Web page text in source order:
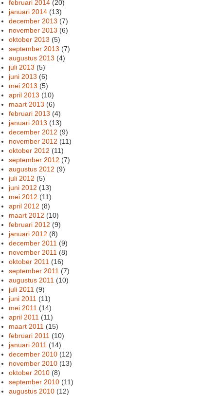
februari 2014 (20)
januari 2014 (13)
december 2013 (7)
november 2013 (6)
oktober 2013 (5)
september 2013 (7)
augustus 2013 (4)
juli 2013 (5)
juni 2013 (6)
mei 2013 (5)
april 2013 (10)
maart 2013 (6)
februari 2013 (4)
januari 2013 (13)
december 2012 (9)
november 2012 (11)
oktober 2012 (11)
september 2012 (7)
augustus 2012 (9)
juli 2012 (5)
juni 2012 (13)
mei 2012 (11)
april 2012 (8)
maart 2012 (10)
februari 2012 (9)
januari 2012 (8)
december 2011 (9)
november 2011 (8)
oktober 2011 (16)
september 2011 (7)
augustus 2011 (10)
juli 2011 (9)
juni 2011 (11)
mei 2011 (14)
april 2011 (11)
maart 2011 (15)
februari 2011 (10)
januari 2011 (14)
december 2010 (12)
november 2010 (13)
oktober 2010 (8)
september 2010 (11)
augustus 2010 (12)